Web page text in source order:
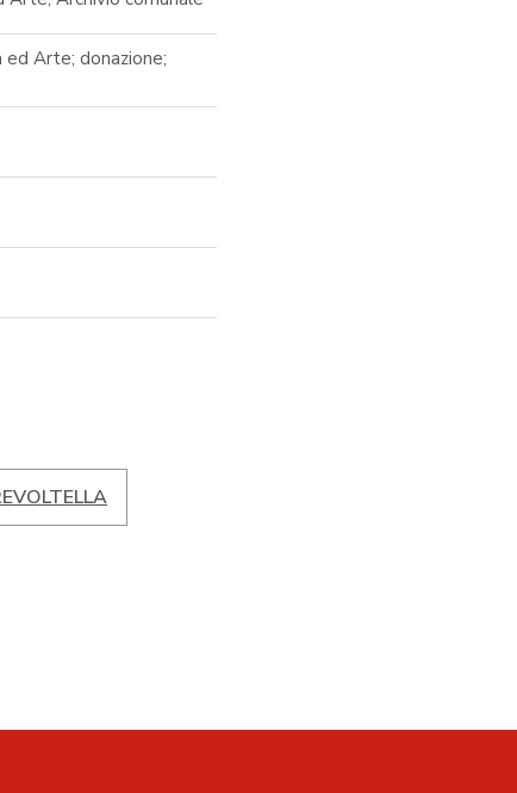
Arte; donazione;